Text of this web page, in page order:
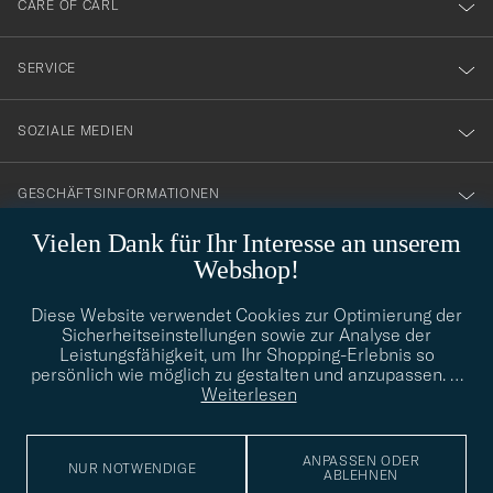
Vielen Dank für Ihr Interesse an unserem
Webshop!
Diese Website verwendet Cookies zur Optimierung der
Sicherheitseinstellungen sowie zur Analyse der
Leistungsfähigkeit, um Ihr Shopping-Erlebnis so
persönlich wie möglich zu gestalten und anzupassen. …
Weiterlesen
NUR NOTWENDIGE
ANPASSEN ODER
ABLEHNEN
vårt
nyhetsbrev!
CARE OF CARL
SERVICE
SOZIALE MEDIEN
GESCHÄFTSINFORMATIONEN
info@careofcarl.de
Benötigen Sie Hilfe bei der Suche nach Ihrem persönlichen Stil?
Wenden Sie sich an uns, wir helfen Ihnen gerne weiter!
STILBERATUNG